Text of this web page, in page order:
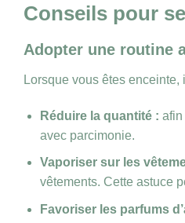
Conseils pour
Adopter une routine
Lorsque vous êtes
Réduire la quantité : afin
avec parcimonie.
Vaporiser sur les
vêtements. Cette astuce
Favoriser les parfums